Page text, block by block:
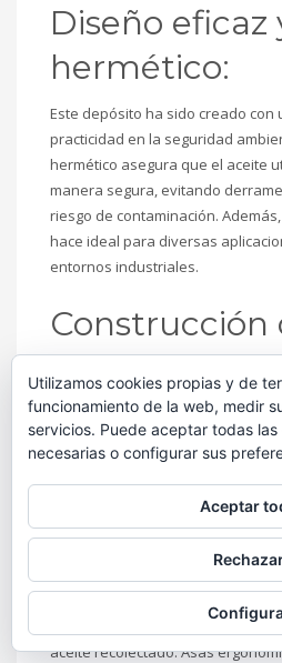
Diseño eficaz
hermético:
Este depósito ha sido creado con
practicidad en la seguridad
hermético asegura que el aceite
manera segura, evitando
riesgo de contaminación.
hace ideal para diversas
entornos industriales.
Construcción
garantiza durabilidad y fiabilidad
resistencia a la corrosión y a los
pueda soportar las condiciones
Facilidad de
características que facilitan el
aceite recolectado. Asas
Utilizamos cookies propias y de
funcionamiento de la web, medir
servicios. Puede aceptar todas
necesarias o configurar sus
Aceptar